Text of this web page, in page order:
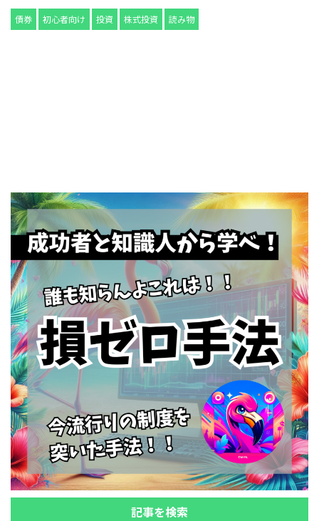
債券 初心者向け 投資 株式投資 読み物
記事を検索